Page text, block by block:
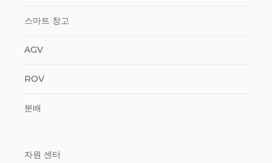
스마트 창고
AGV
ROV
분배
자원 센터